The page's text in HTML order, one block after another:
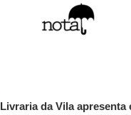
Livraria da Vila